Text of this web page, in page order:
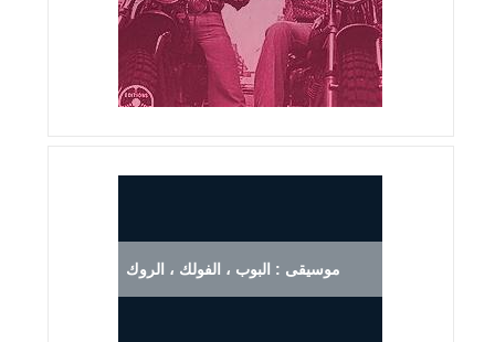
موسيقى : البوب ، الفولك ، الروك